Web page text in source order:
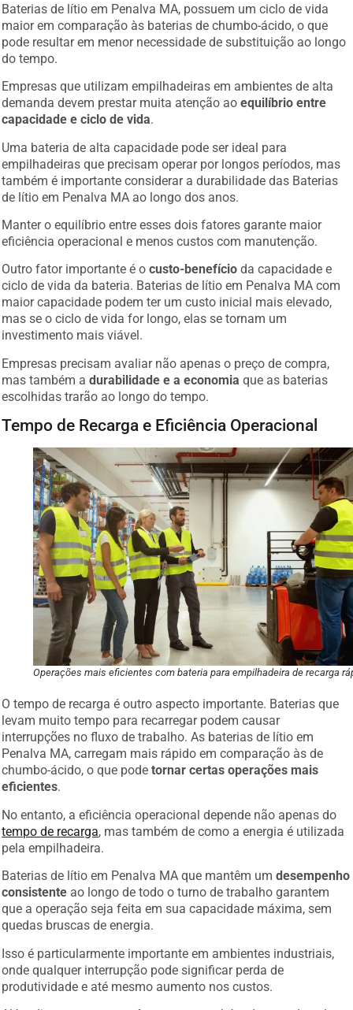
Baterias de lítio em Penalva MA, possuem um ciclo de vida
maior em comparação às baterias de chumbo-ácido, o que
pode resultar em menor necessidade de substituição ao longo
do tempo.
Empresas que utilizam empilhadeiras em ambientes de alta
demanda devem prestar muita atenção aoequilíbrio entre
capacidade e ciclo de vida.
Uma bateria de alta capacidade pode ser ideal para
empilhadeiras que precisam operar por longos períodos, mas
também é importante considerar a durabilidade das Baterias
de lítio em Penalva MA ao longo dos anos.
Manter o equilíbrio entre esses dois fatores garante maior
eficiência operacional e menos custos com manutenção.
Outro fator importante é ocusto-benefício da capacidade e
ciclo de vida da bateria. Baterias de lítio em Penalva MA com
maior capacidade podem ter um custo inicial mais elevado,
mas se o ciclo de vida for longo, elas se tornam um
investimento mais viável.
Empresas precisam avaliar não apenas o preço de compra,
mas também adurabilidade e a economia que as baterias
escolhidas trarão ao longo do tempo.
Tempo de Recarga e Eficiência Operacional
Operações mais eficientes com bateria para empilhadeira de recarga
O tempo de recarga é outro aspecto importante. Baterias que
levam muito tempo para recarregar podem causar
interrupções no fluxo de trabalho. As baterias de lítio em
Penalva MA, carregam mais rápido em comparação às de
chumbo-ácido, o que podetornar certas operações mais
eficientes.
No entanto, a eficiência operacional depende não apenas do
tempo de recarga, mas também de como a energia é utilizada
pela empilhadeira.
Baterias de lítio em Penalva MA que mantêm umdesempenho
consistente ao longo de todo o turno de trabalho garantem
que a operação seja feita em sua capacidade máxima, sem
quedas bruscas de energia.
Isso é particularmente importante em ambientes industriais,
onde qualquer interrupção pode significar perda de
produtividade e até mesmo aumento nos custos.